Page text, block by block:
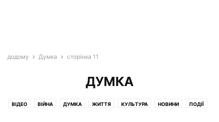
додому Думка сторінка 11
ДУМКА
ВІДЕО ВІЙНА ДУМКА ЖИТТЯ КУЛЬТУРА НОВИНИ ПОДІЇ